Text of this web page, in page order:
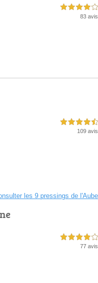
4,0 étoiles sur 5
83 avis
4,5 étoiles sur 5
109 avis
les 9 pressings de l'Aube
4,0 étoiles sur 5
77 avis